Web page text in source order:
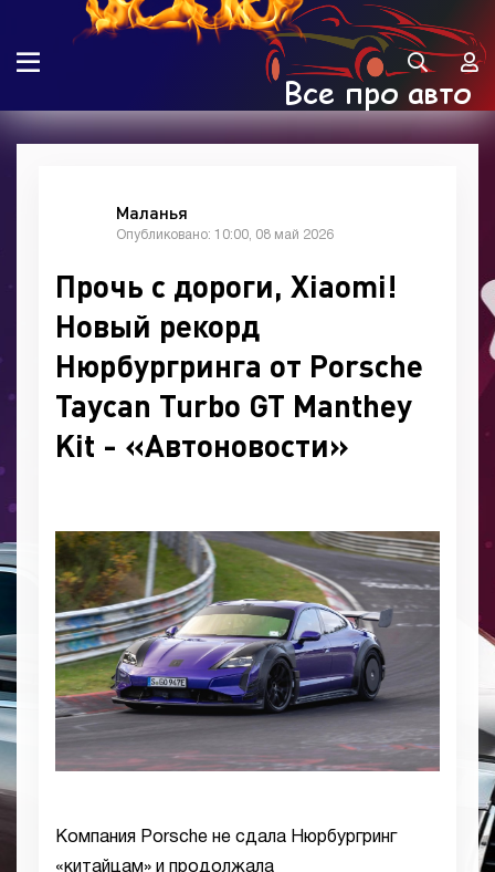
Маланья
Опубликовано: 10:00, 08 май 2026
Прочь с дороги, Xiaomi!
Новый рекорд
Нюрбургринга от Porsche
Taycan Turbo GT Manthey
Kit - «Автоновости»
Компания Porsche не сдала Нюрбургринг
«китайцам» и продолжала